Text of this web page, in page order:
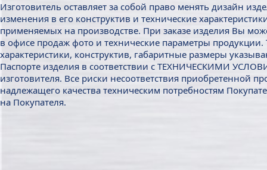
Изготовитель оставляет за собой право менять дизайн
изменения в его конструктив и технические
применяемых на производстве. При заказе изделия Вы
в офисе продаж фото и технические параметры продукции.
характеристики, конструктив, габаритные размеры
Паспорте изделия в соответствии с ТЕХНИЧЕСКИМИ
изготовителя. Все риски несоответствия приобретенной
надлежащего качества техническим потребностям
на Покупателя.